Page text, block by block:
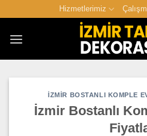
Hizmetlerimiz
İZMIR BOSTANLI KOMPLE
İzmir Bostanlı